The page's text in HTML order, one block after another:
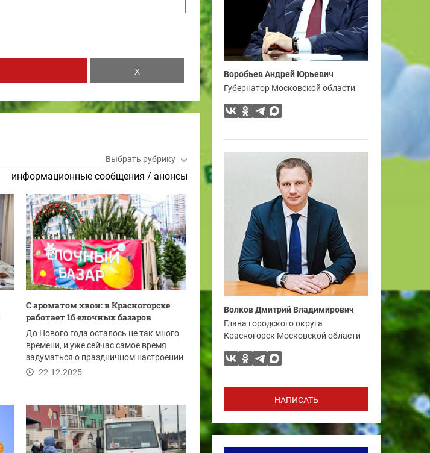
Выбрать рубрику
информационные сообщения / анонсы
С ароматом хвои: в Красногорске
работает 16 елочных базаров
До Нового года осталось не так много
времени, и уже сейчас самое время
задуматься о праздничном настроении
в доме....
22.12.2025
Воробьев Андрей Юрьевич
Губернатор Московской области
Волков Дмитрий Владимирович
Глава городского округа
Красногорск Московской области
НАПИСАТЬ